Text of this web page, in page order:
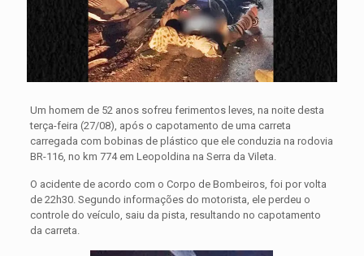
Um homem de 52 anos sofreu ferimentos leves, na noite desta
terça-feira (27/08), após o capotamento de uma carreta
carregada com bobinas de plástico que ele conduzia na rodovia
BR-116, no km 774 em Leopoldina na Serra da Vileta.
O acidente de acordo com o Corpo de Bombeiros, foi por volta
de 22h30. Segundo informações do motorista, ele perdeu o
controle do veículo, saiu da pista, resultando no capotamento
da carreta.